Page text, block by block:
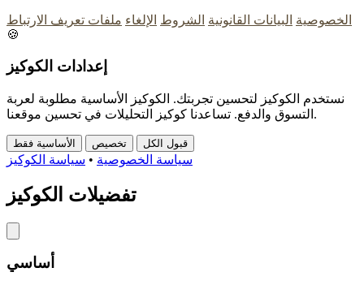
الخصوصية البيانات القانونية الشروط الإلغاء ملفات تعريف الارتباط
🍪
إعدادات الكوكيز
نستخدم الكوكيز لتحسين تجربتك. الكوكيز الأساسية مطلوبة لعربة
التسوق والدفع. تساعدنا كوكيز التحليلات في تحسين موقعنا.
الأساسية فقط تخصيص قبول الكل
سياسة الخصوصية • سياسة الكوكيز
تفضيلات الكوكيز
أساسي